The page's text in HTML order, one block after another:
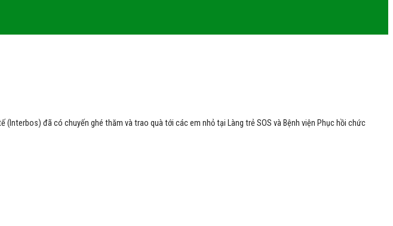
(Interbos) đã có chuyến ghé thăm và trao quà tới các em nhỏ tại Làng trẻ SOS và Bệnh viện Phục hồi chức